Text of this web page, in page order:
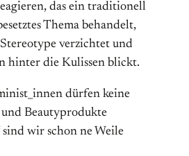
das ein traditionell
Thema behandelt,
verzichtet und
hinter die Kulissen blickt.
dürfen keine
Beautyprodukte
sind wir schon ne Weile